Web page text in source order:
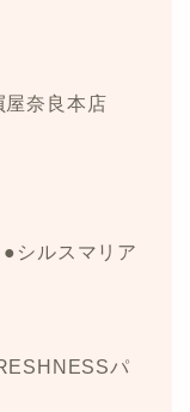
屋奈良本店
シルスマリア
パ